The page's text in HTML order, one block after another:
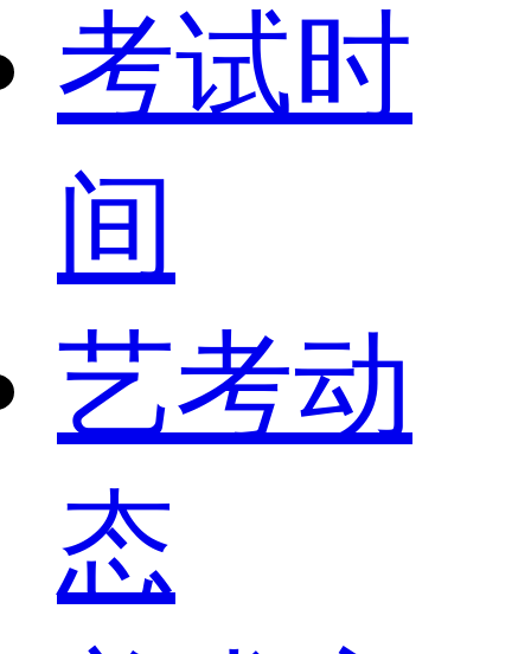
考试时
间
艺考动
态